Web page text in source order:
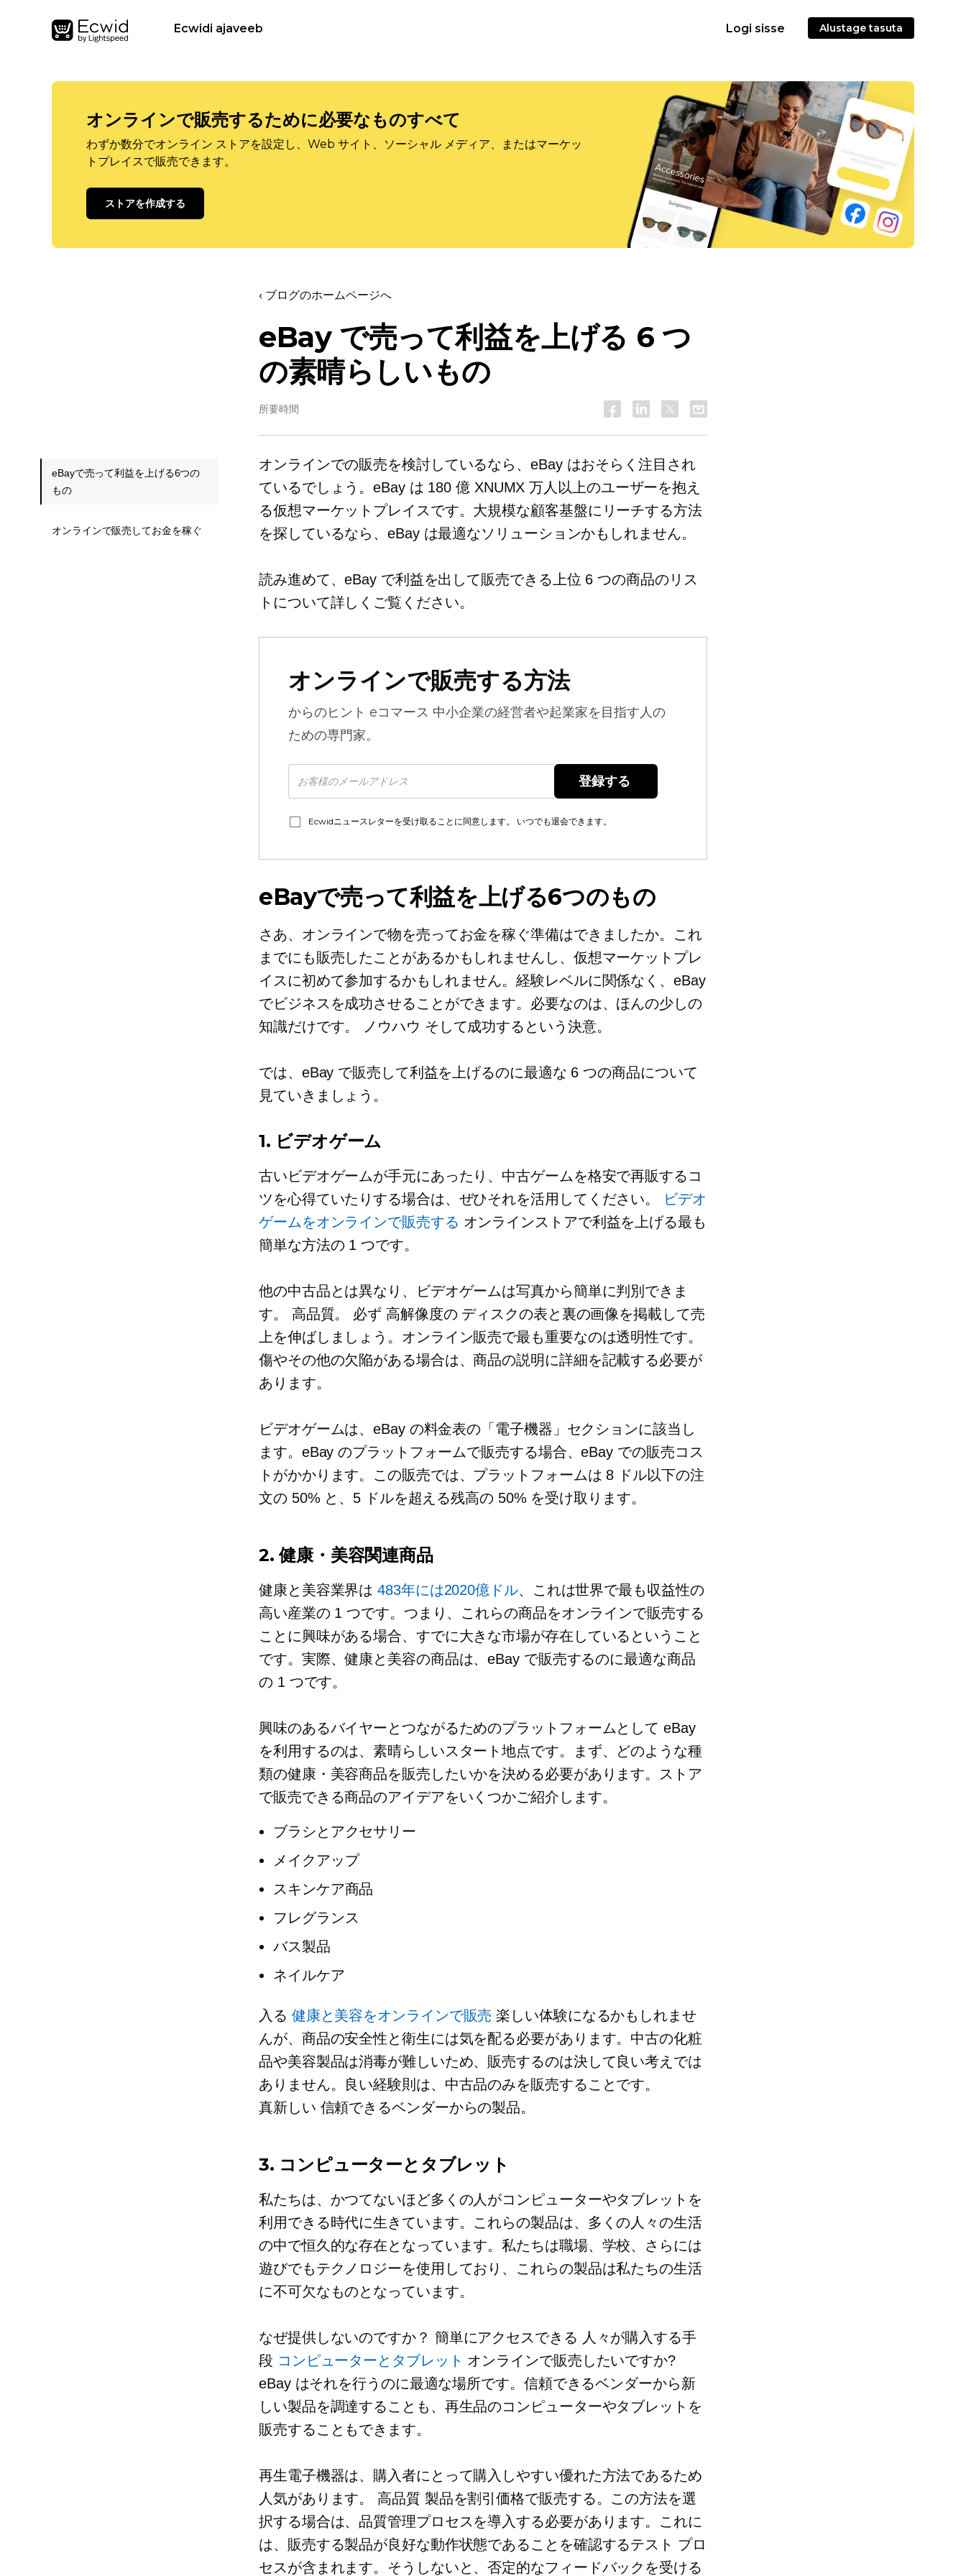
Ecwidi ajaveeb Logi sisse Alustage tasuta
オンラインで販売するために必要なものすべて
わずか数分でオンライン ストアを設定し、Web サイト、ソーシャル メディア、またはマーケッ
トプレイスで販売できます。
ストアを作成する
‹ ブログのホームページへ
eBay で売って利益を上げる 6 つ
の素晴らしいもの
所要時間
オンラインでの販売を検討しているなら、eBay はおそらく注目され
ているでしょう。eBay は 180 億 XNUMX 万人以上のユーザーを抱え
る仮想マーケットプレイスです。大規模な顧客基盤にリーチする方法
を探しているなら、eBay は最適なソリューションかもしれません。
読み進めて、eBay で利益を出して販売できる上位 6 つの商品のリス
トについて詳しくご覧ください。
オンラインで販売する方法
からのヒント eコマース 中小企業の経営者や起業家を目指す人の
ための専門家。
Ecwidニュースレターを受け取ることに同意します。 いつでも退会できます。
eBayで売って利益を上げる6つのもの
さあ、オンラインで物を売ってお金を稼ぐ準備はできましたか。これ
までにも販売したことがあるかもしれませんし、仮想マーケットプレ
イスに初めて参加するかもしれません。経験レベルに関係なく、eBay
でビジネスを成功させることができます。必要なのは、ほんの少しの
知識だけです。
ノウハウ そして成功するという決意。
では、eBay で販売して利益を上げるのに最適な 6 つの商品について
見ていきましょう。
1. ビデオゲーム
古いビデオゲームが手元にあったり、中古ゲームを格安で再販するコ
ツを心得ていたりする場合は、ぜひそれを活用してください。
ビデオ
ゲームをオンラインで販売する オンラインストアで利益を上げる最も
簡単な方法の 1 つです。
他の中古品とは異なり、ビデオゲームは写真から簡単に判別できま
す。 高品質。 必ず 高解像度の ディスクの表と裏の画像を掲載して売
上を伸ばしましょう。オンライン販売で最も重要なのは透明性です。
傷やその他の欠陥がある場合は、商品の説明に詳細を記載する必要が
あります。
ビデオゲームは、eBay の料金表の「電子機器」セクションに該当し
ます。eBay のプラットフォームで販売する場合、eBay での販売コス
トがかかります。この販売では、プラットフォームは 8 ドル以下の注
文の 50% と、5 ドルを超える残高の 50% を受け取ります。
2. 健康・美容関連商品
健康と美容業界は483年には2020億ドル、これは世界で最も収益性の
高い産業の 1 つです。つまり、これらの商品をオンラインで販売する
ことに興味がある場合、すでに大きな市場が存在しているということ
です。実際、健康と美容の商品は、eBay で販売するのに最適な商品
の 1 つです。
興味のあるバイヤーとつながるためのプラットフォームとして eBay
を利用するのは、素晴らしいスタート地点です。まず、どのような種
類の健康・美容商品を販売したいかを決める必要があります。ストア
で販売できる商品のアイデアをいくつかご紹介します。
ブラシとアクセサリー
メイクアップ
スキンケア商品
フレグランス
バス製品
ネイルケア
入る 健康と美容をオンラインで販売 楽しい体験になるかもしれませ
んが、商品の安全性と衛生には気を配る必要があります。中古の化粧
品や美容製品は消毒が難しいため、販売するのは決して良い考えでは
ありません。良い経験則は、中古品のみを販売することです。
真新しい 信頼できるベンダーからの製品。
3. コンピューターとタブレット
私たちは、かつてないほど多くの人がコンピューターやタブレットを
利用できる時代に生きています。これらの製品は、多くの人々の生活
の中で恒久的な存在となっています。私たちは職場、学校、さらには
遊びでもテクノロジーを使用しており、これらの製品は私たちの生活
に不可欠なものとなっています。
なぜ提供しないのですか？ 簡単にアクセスできる 人々が購入する手
段 コンピューターとタブレット オンラインで販売したいですか?
eBay はそれを行うのに最適な場所です。信頼できるベンダーから新
しい製品を調達することも、再生品のコンピューターやタブレットを
販売することもできます。
再生電子機器は、購入者にとって購入しやすい優れた方法であるため
人気があります。 高品質 製品を割引価格で販売する。この方法を選
択する場合は、品質管理プロセスを導入する必要があります。これに
は、販売する製品が良好な動作状態であることを確認するテスト プロ
セスが含まれます。そうしないと、否定的なフィードバックを受ける
eBayで売って利益を上げる6つの
もの
オンラインで販売してお金を稼ぐ